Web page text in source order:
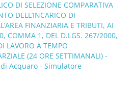
DI SELEZIONE COMPARATIVA
DELL’INCARICO DI
FINANZIARIA E TRIBUTI, AI
COMMA 1, DEL D.LGS. 267/2000,
LAVORO A TEMPO
(24 ORE SETTIMANALI) -
Acquaro - Simulatore